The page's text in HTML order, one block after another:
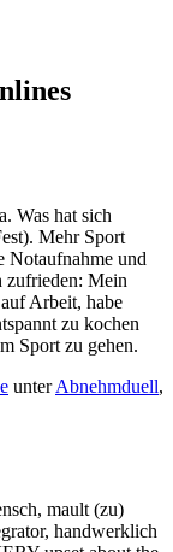
Was hat sich
Mehr Sport
Notaufnahme und
zufrieden: Mein
Arbeit, habe
zu kochen
Sport zu gehen.
unterAbnehmduell,
mault (zu)
handwerklich